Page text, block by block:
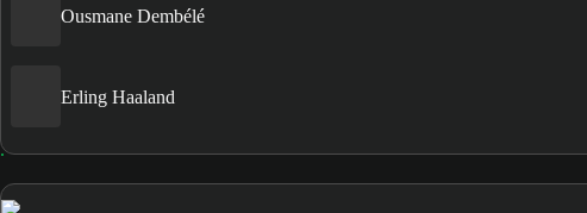
Ousmane Dembélé
Erling Haaland